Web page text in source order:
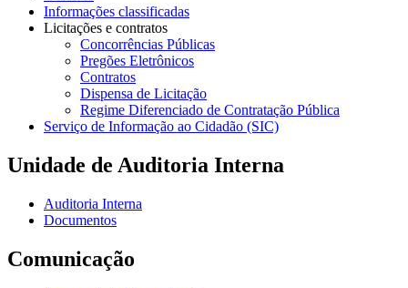
Informações classificadas
Licitações e contratos
Concorrências Públicas
Pregões Eletrônicos
Contratos
Dispensa de Licitação
Regime Diferenciado de Contratação Pública
Serviço de Informação ao Cidadão (SIC)
Unidade de Auditoria Interna
Auditoria Interna
Documentos
Comunicação